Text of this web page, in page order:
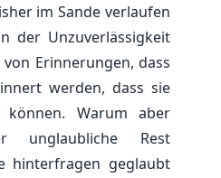
im Sande verlaufen
der Unzuverlässigkeit
Erinnerungen, dass
werden, dass sie
Warum aber
unglaubliche Rest
hinterfragen geglaubt